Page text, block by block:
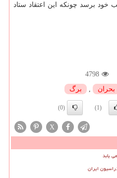
خود برسد چونكه این اعتقاد ستاد
4798
بحران , برگ
(1)
(0)
X
یابد
ایران